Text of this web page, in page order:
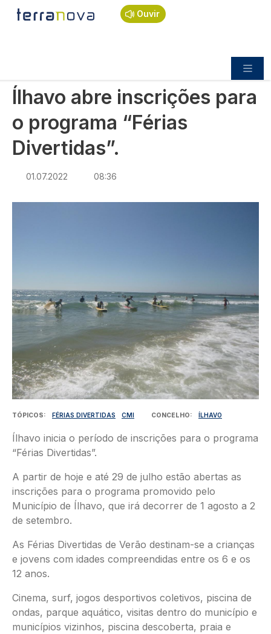
Passar para o conteúdo principal
Ouvir
Navegação estrutural
Início
Sociedade
Ílhavo abre inscrições para o programa “Férias
Ílhavo abre inscrições para
o programa “Férias
Divertidas”.
01.07.2022 08:36
TÓPICOS FÉRIAS DIVERTIDAS CMI CONCELHO ÍLHAVO
Ílhavo inicia o período de inscrições para o programa
“Férias Divertidas”.
A partir de hoje e até 29 de julho estão abertas as
inscrições para o programa promovido pelo
Município de Ílhavo, que irá decorrer de 1 agosto a 2
de setembro.
As Férias Divertidas de Verão destinam-se a crianças
e jovens com idades compreendidas entre os 6 e os
12 anos.
Cinema, surf, jogos desportivos coletivos, piscina de
ondas, parque aquático, visitas dentro do município e
municípios vizinhos, piscina descoberta, praia e